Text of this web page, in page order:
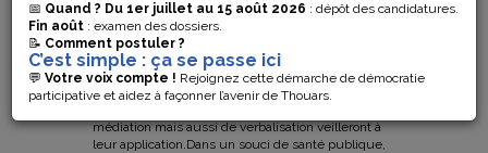
📅 Quand ? Du 1er juillet au 15 août 2026 : dépôt des candidatures.
Fin août : examen des dossiers.
📝 Comment postuler ?
C’est simple : ça se passe ici
💬 Votre voix compte ! Rejoignez cette démarche de démocratie
participative et aidez à façonner l’avenir de Thouars.
Vivre ensemble dans l’espace public
Pour la sécurité de tous et pour la préservation de
notre cadre de vie, la Municipalité a pris une série
de mesures qui viennent compléter la
réglementation en vigueur. Les agents de la police
médiation mais aussi de verbalisation veilleront à
leur application.Dans un souci de santé publique,